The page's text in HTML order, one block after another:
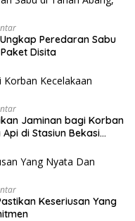
Peredaran Sabu
Disita
Jaminan bagi Korban
di Stasiun Bekasi
Keseriusan Yang